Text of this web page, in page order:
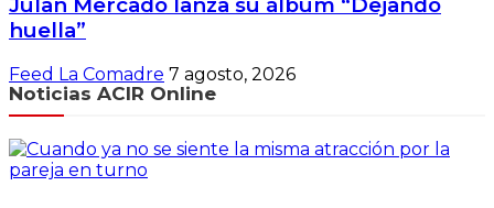
Julan Mercado lanza su álbum “Dejando
huella”
Feed La Comadre 7 agosto, 2026
Noticias ACIR Online